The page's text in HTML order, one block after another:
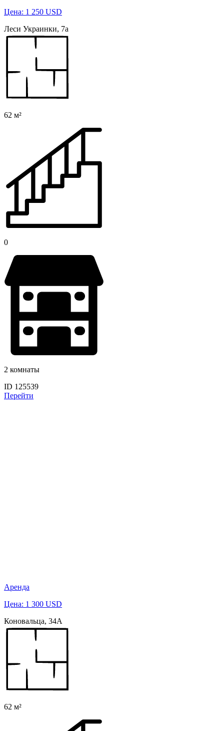
Цена: 1 250 USD
Леси Украинки, 7а
62 м²
0
2 комнаты
ID 125539
Перейти
Аренда
Цена: 1 300 USD
Коновальца, 34А
62 м²